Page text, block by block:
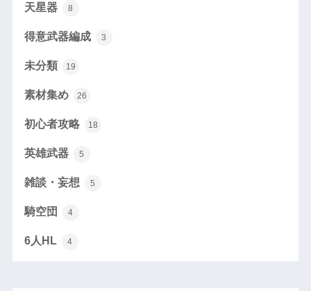
天星器 8
得意武器編成 3
未分類 19
素材集め 26
初心者攻略 18
英雄武器 5
雑談・妄想 5
騎空団 4
6人HL 4